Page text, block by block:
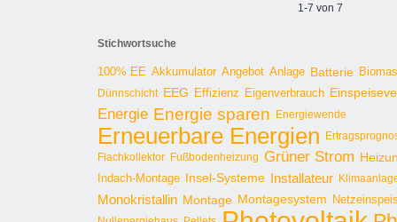
1-7 von 7
Stichwortsuche
100% EE Akkumulator Angebot Anlage Batterie
Dünnschicht EEG Effizienz Eigenverbrauch
Energie Energie sparen Energiewende
Erneuerbare Energien
Flachkollektor Fußbodenheizung Grüner Strom
Indach-Montage Insel-Systeme Installateur
Monokristallin Montage Montagesystem